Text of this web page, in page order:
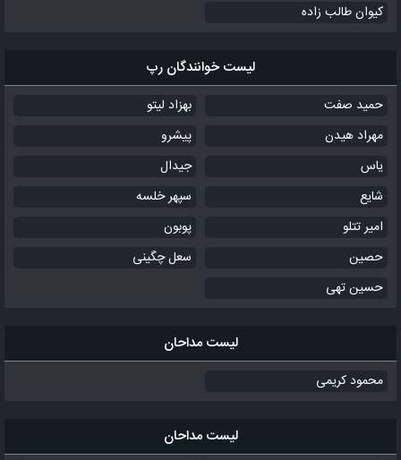
کیوان طالب زاده
لیست خوانندگان رپ
حمید صفت
بهزاد لیتو
مهراد هیدن
پیشرو
یاس
جیدال
شایع
سپهر خلسه
امیر تتلو
پوبون
حصین
سعل چگینی
حسین تهی
لیست مداحان
محمود کریمی
لیست مداحان